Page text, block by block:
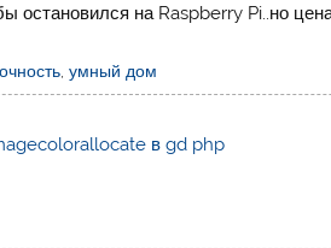
остановился на Raspberry Pi..но
,умный дом
в gd php